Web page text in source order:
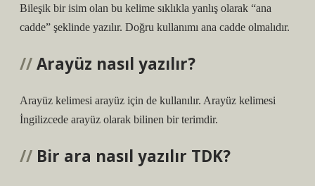
Bileşik bir isim olan bu kelime sıklıkla yanlış olarak “ana
cadde” şeklinde yazılır. Doğru kullanımı ana cadde olmalıdır.
Arayüz nasıl yazılır?
Arayüz kelimesi arayüz için de kullanılır. Arayüz kelimesi
İngilizcede arayüz olarak bilinen bir terimdir.
Bir ara nasıl yazılır TDK?